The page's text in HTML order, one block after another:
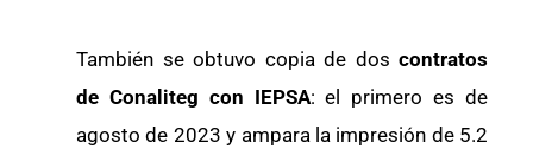
También se obtuvo copia de dos contratos
de Conaliteg con IEPSA: el primero es de
agosto de 2023 y ampara la impresión de 5.2